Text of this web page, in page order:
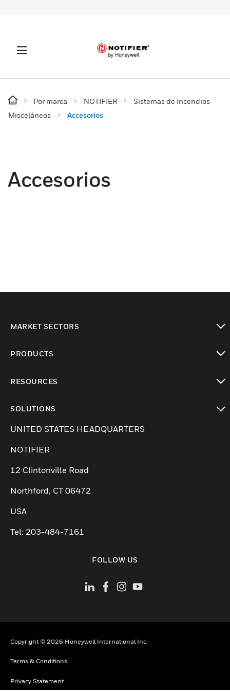
Por marca NOTIFIER
Sistemas de Incendios
Misceláneos
Accesorios
Accesorios
MARKET SECTORS
PRODUCTS
RESOURCES
SOLUTIONS
Cambiar vista
UNITED STATES HEADQUARTERS
NOTIFIER
12 Clintonville Road
Northford, CT 06472
USA
Tel: 203-484-7161
FOLLOW US
Copyright © 2026 Honeywell International Inc.
Terms & Conditions
Privacy Statement